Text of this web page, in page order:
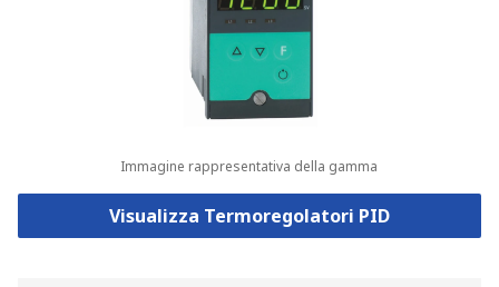
Immagine rappresentativa della gamma
Visualizza Termoregolatori PID